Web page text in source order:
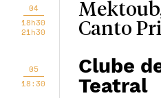
04
18h30
21h30
Canto
05
18:30
Clube
Teatral